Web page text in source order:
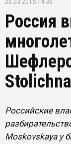
Россия
Российские
Moskovskaya у